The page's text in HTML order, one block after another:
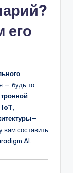
его
— будь то
IoT
—
вам составить
AI.